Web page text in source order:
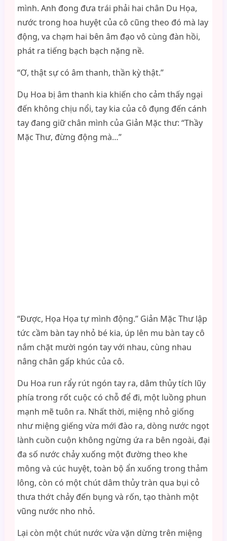
mình. Anh đong đưa trái phải hai chân Du Họa,
nước trong hoa huyệt của cô cũng theo đó mà lay
động, va chạm hai bên âm đạo vô cùng đàn hồi,
phát ra tiếng bạch bạch nặng nề.
“Ơ, thật sự có âm thanh, thần kỳ thật.”
Dụ Hoa bị âm thanh kia khiến cho cảm thấy ngại
đến không chịu nổi, tay kia của cô đụng đến cánh
tay đang giữ chân mình của Giản Mặc thư: “Thầy
Mặc Thư, đừng động mà…”
“Được, Họa Họa tự mình động.” Giản Mặc Thư lập
tức cầm bàn tay nhỏ bé kia, úp lên mu bàn tay cô
nắm chặt mười ngón tay với nhau, cùng nhau
nâng chân gấp khúc của cô.
Du Hoa run rẩy rút ngón tay ra, dâm thủy tích lũy
phía trong rốt cuộc có chỗ để đi, một luồng phun
mạnh mẽ tuôn ra. Nhất thời, miệng nhỏ giống
như miệng giếng vừa mới đào ra, dòng nước ngọt
lành cuồn cuộn không ngừng ứa ra bên ngoài, đại
đa số nước chảy xuống một đường theo khe
mông và cúc huyệt, toàn bộ ẩn xuống trong thảm
lông, còn có một chút dâm thủy tràn qua bụi cỏ
thưa thớt chảy đến bụng và rốn, tạo thành một
vũng nước nho nhỏ.
Lại còn một chút nước vừa vặn dừng trên miệng